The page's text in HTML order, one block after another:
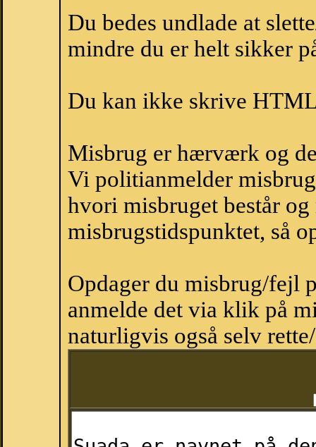
Du bedes undlade at
mindre du er helt sikker
Du kan ikke skrive
Misbrug er hærværk og
Vi politianmelder
hvori misbruget består
misbrugstidspunktet, så
Opdager du misbrug/fejl
anmelde det via klik på
naturligvis også selv